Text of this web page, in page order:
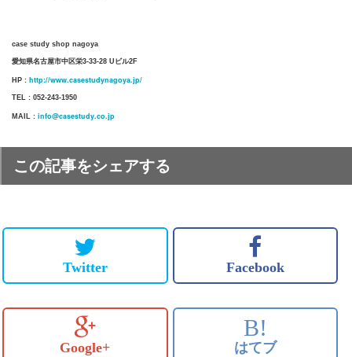
case study shop nagoya
愛知県名古屋市中区栄3-33-28 Uビル2F
HP : http://www.casestudynagoya.jp/
TEL : 052-243-1950
MAIL : info@casestudy.co.jp
この記事をシェアする
Twitter Facebook
Google+
B!
はてブ